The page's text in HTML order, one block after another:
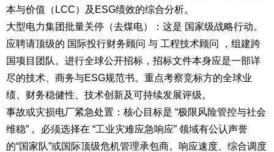
本与价值（LCC）及ESG绩效的综合分析。
大型电力集团批量关停（去煤电）：这是 国家级战略行动。
应聘请顶级的 国际投行财务顾问 与 工程技术顾问 ，组建跨
国项目团队。进行全球公开招标，招标文件本身应是一部详
尽的技术、商务与ESG规范书。重点考察竞标方的全球业
绩、财务稳健性、技术创新及可持续发展评级。
事故或灾损电厂紧急处置：核心目标是 “极限风险管控与社会
维稳” 。必须选择在 “工业灾难应急响应” 领域有公认声誉
的“国家队”或国际顶级危机管理承包商。响应速度、综合调度